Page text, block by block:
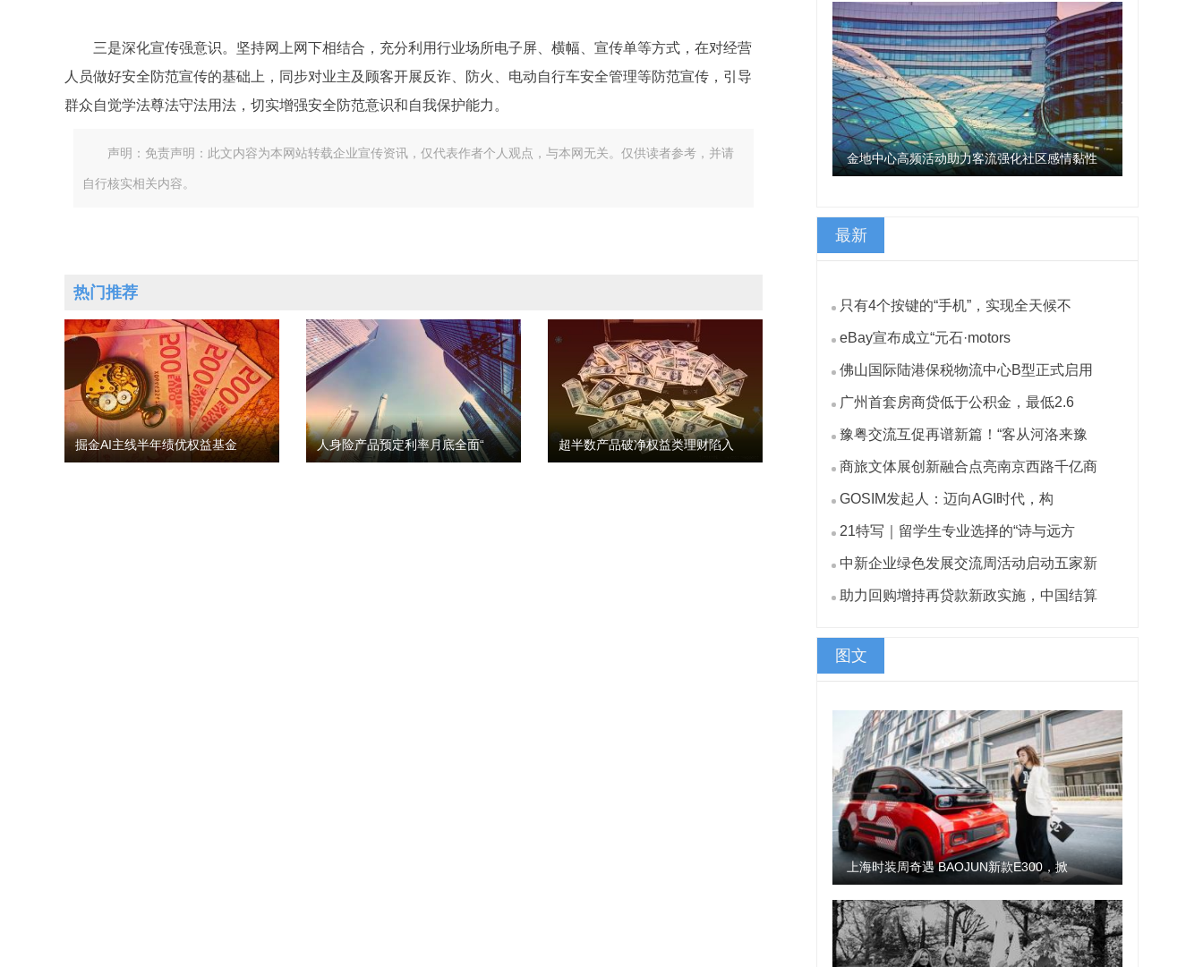
三是深化宣传强意识。坚持网上网下相结合，充分利用行业场所电子屏、横幅、宣传单等方式，在对经营
人员做好安全防范宣传的基础上，同步对业主及顾客开展反诈、防火、电动自行车安全管理等防范宣传，引导
群众自觉学法尊法守法用法，切实增强安全防范意识和自我保护能力。
声明：免责声明：此文内容为本网站转载企业宣传资讯，仅代表作者个人观点，与本网无关。仅供读者参考，并请
自行核实相关内容。
热门推荐
掘金AI主线半年绩优权益基金 人身险产品预定利率月底全面“ 超半数产品破净权益类理财陷入
金地中心高频活动助力客流强化社区感情黏性
最新
只有4个按键的“手机”，实现全天候不
eBay宣布成立“元石·motors
佛山国际陆港保税物流中心B型正式启用
广州首套房商贷低于公积金，最低2.6
豫粤交流互促再谱新篇！“客从河洛来豫
商旅文体展创新融合点亮南京西路千亿商
GOSIM发起人：迈向AGI时代，构
21特写｜留学生专业选择的“诗与远方
中新企业绿色发展交流周活动启动五家新
助力回购增持再贷款新政实施，中国结算
图文
上海时装周奇遇 BAOJUN新款E300，掀